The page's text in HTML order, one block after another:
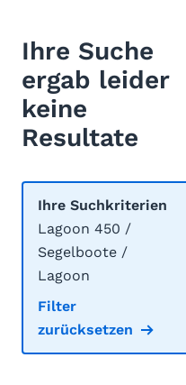
Ihre Suche
ergab leider
keine
Resultate
Ihre Suchkriterien
Lagoon 450 /
Segelboote /
Lagoon
Filter
zurücksetzen